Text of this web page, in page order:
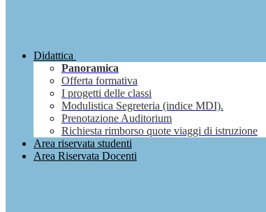
Didattica
Panoramica
Offerta formativa
I progetti delle classi
Modulistica Segreteria (indice MDI).
Prenotazione Auditorium
Richiesta rimborso quote viaggi di istruzione
Area riservata studenti
Area Riservata Docenti